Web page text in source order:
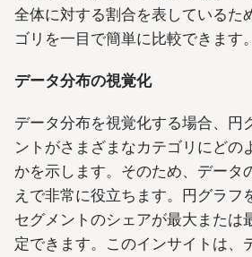
全体に対する割合を表しているた
ゴリを一目で簡単に比較できます。
データ分布の視覚化
データ分布を視覚化する場合、円
ントがさまざまなカテゴリにどの
かを示します。そのため、データ
えで非常に役立ちます。円グラフ
セグメントのシェアが最大または
定できます。このインサイトは、